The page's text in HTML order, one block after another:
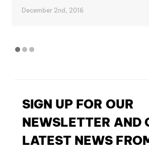
December 2nd, 2016
SIGN UP FOR OUR
NEWSLETTER AND
LATEST NEWS